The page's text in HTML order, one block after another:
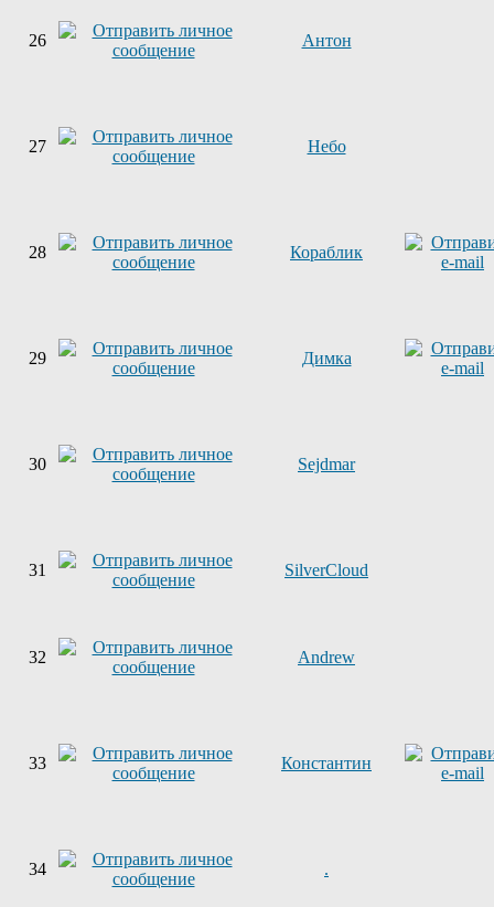
26 Антон
27 Небо
28 Кораблик
29 Димка
30 Sejdmar
31 SilverCloud
32 Andrew
33 Константин
34 .